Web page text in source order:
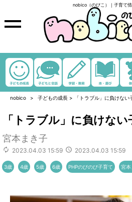
nobico（のびこ）｜子育て
nobico 子どもの成長 > 「トラブル」に負けない
「トラブル」に負けない
宮本まき子
2023.04.03 15:59 2023.04.03 15:59
3歳 4歳 5歳 6歳 PHPのびのび子育て 宮本